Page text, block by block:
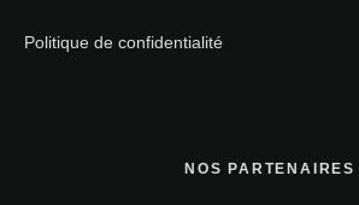
Politique de confidentialité
NOS PARTENAIRES